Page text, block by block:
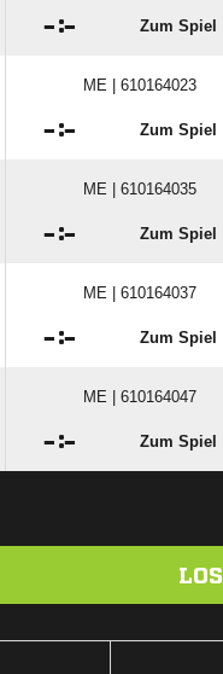
: Zum Spiel
ME | 610164023
: Zum Spiel
ME | 610164035
: Zum Spiel
ME | 610164037
: Zum Spiel
ME | 610164047
: Zum Spiel
LOS